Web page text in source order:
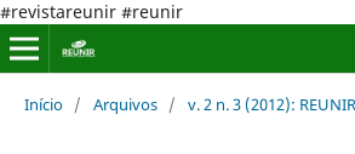
#revistareunir #reunir
Início / Arquivos / v. 2 n. 3 (2012): REUNIR